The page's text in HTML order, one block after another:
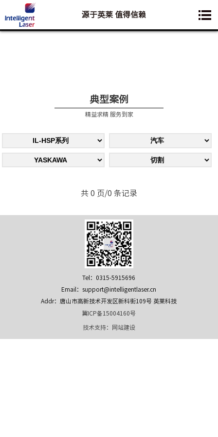
您想要了解的业务是:
源于英莱 值得信赖
典型案例
精益求精 服务到家
共 0 页/0 条记录
Tel：0315-5915696
Email：support@intelligentlaser.cn
Addr：唐山市高新技术开发区新科街109号 英莱科技
冀ICP备15004160号
技术支持： 网站建设